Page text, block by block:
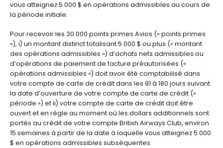
vous atteignez 5 000 $ en opérations admissibles au cours de
la période initiale.
Pour recevoir les 30 000 points primes Avios (« points primes
»), i) un montant distinct totalisant 5 000 $ ou plus (« montant
des opérations admissibles ») d’achats nets admissibles ou
d’opérations de paiement de facture préautorisées («
opérations admissibles ») doit avoir été comptabilisé dans
votre compte de carte de crédit dans les 91 à 180 jours suivant
la date d’ouverture de votre compte de carte de crédit («
période ») et ii) votre compte de carte de crédit doit être
ouvert et en règle au moment où les dollars additionnels sont
portés au crédit de votre compte British Airways Club, environ
15 semaines à partir de la date à laquelle vous atteignez 5 000
$ en opérations admissibles subséquentes.